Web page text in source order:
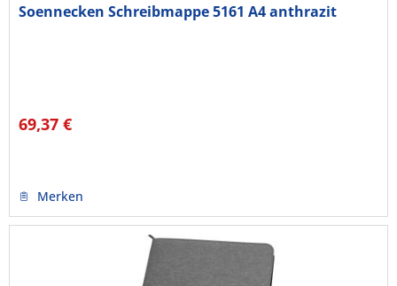
Soennecken Schreibmappe 5161 A4 anthrazit
69,37 €
Merken